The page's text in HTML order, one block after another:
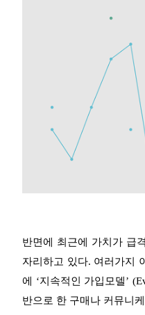
반면에 최근에 가치가 급
자리하고 있다. 여러가지
에 ‘지속적인 가입모델’
반으로 한 구매나 커뮤니